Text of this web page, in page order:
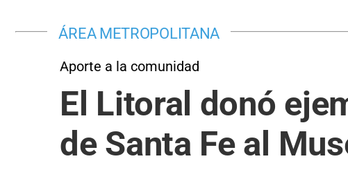
ÁREA METROPOLITANA
Aporte a la comunidad
El Litoral donó
de Santa Fe al